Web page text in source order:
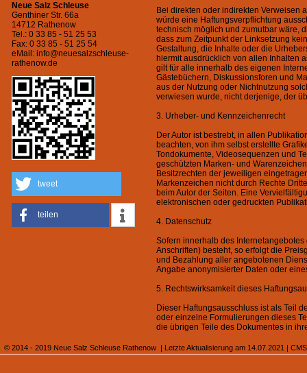
Neue Salz Schleuse
Genthiner Str. 66a
14712 Rathenow
Tel.: 0 33 85 - 51 25 53
Fax: 0 33 85 - 51 25 54
eMail: info@neuesalzschleuse-
rathenow.de
tweet
teilen
Bei direkten oder indirekten Verweisen
würde eine Haftungsverpflichtung
technisch möglich und zumutbar wäre,
dass zum Zeitpunkt der Linksetzung
Gestaltung, die Inhalte oder die
hiermit ausdrücklich von allen Inhalten
gilt für alle innerhalb des eigenen
Gästebüchern, Diskussionsforen und
aus der Nutzung oder Nichtnutzung
verwiesen wurde, nicht derjenige, der
3. Urheber- und Kennzeichenrecht
Der Autor ist bestrebt, in allen
beachten, von ihm selbst erstellte
Tondokumente, Videosequenzen und
geschützten Marken- und
Besitzrechten der jeweiligen
Markenzeichen nicht durch Rechte
beim Autor der Seiten. Eine
elektronischen oder gedruckten
4. Datenschutz
Sofern innerhalb des
Anschriften) besteht, so erfolgt die
und Bezahlung aller angebotenen
Angabe anonymisierter Daten oder
5. Rechtswirksamkeit dieses
Dieser Haftungsausschluss ist als Teil
oder einzelne Formulierungen dieses
die übrigen Teile des Dokumentes in
© 2014 - 2019 Neue Salz Schleuse Rathenow | Letzte Aktualisierung am 14.07.2021 |